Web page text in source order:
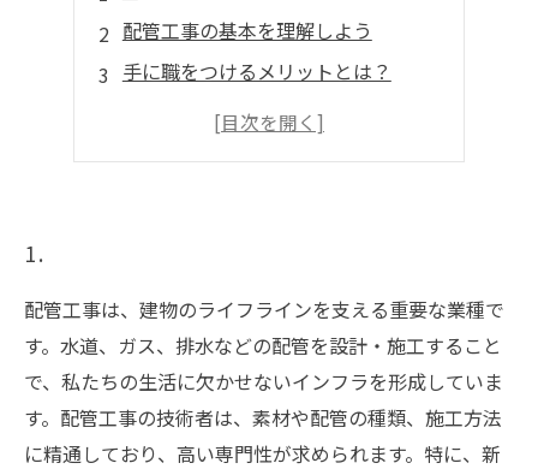
配管工事の基本を理解しよう
手に職をつけるメリットとは？
安定した収入と仕事の需要
1.
配管工事は、建物のライフラインを支える重要な業種で
す。水道、ガス、排水などの配管を設計・施工すること
で、私たちの生活に欠かせないインフラを形成していま
す。配管工事の技術者は、素材や配管の種類、施工方法
に精通しており、高い専門性が求められます。特に、新